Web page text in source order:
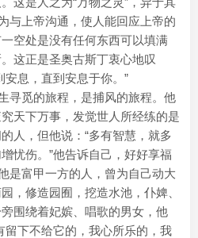
与上帝沟通，使人能回应上帝的
空处是没有任何东西可以填满
这正是圣奥古斯丁衷心地叹
安息，直到安息于你。”
寻觅的旅程，是捕风的旅程。他
天下万事，发觉世人所经练的是
人，但他说：“多有智慧，就多
忧伤。”他告诉自己，好好享福
是富甲一方的人，曾为自己动大
，修造园囿，挖造水池，仆婢、
围绕着妃嫔、唱歌的男女，他
留下不给它的，我心所乐的，我